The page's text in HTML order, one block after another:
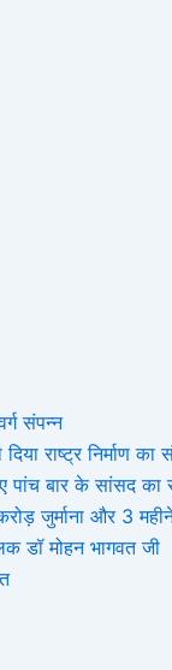
संपन्न
राष्ट्र निर्माण का
पांच बार के सांसद
जुर्माना और 3
डॉ मोहन भागवत जी